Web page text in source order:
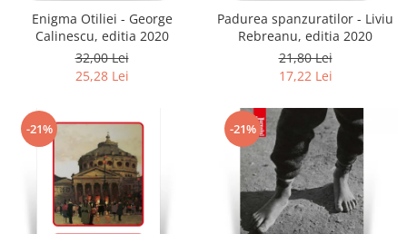
Enigma Otiliei - George
Calinescu, editia 2020
32,00 Lei
25,28 Lei
Padurea spanzuratilor - Liviu
Rebreanu, editia 2020
21,80 Lei
17,22 Lei
-21% -21%